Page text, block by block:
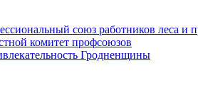
союз работников леса и
комитет профсоюзов
Гродненщины